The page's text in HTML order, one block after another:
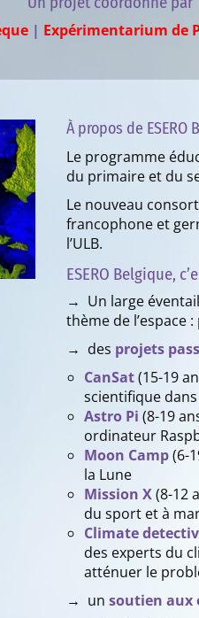
| Expérimentarium de
À propos de ESERO
Le programme
du primaire et du
Le nouveau
francophone et
l’ULB.
ESERO Belgique,
→ Un large
thème de l’espace
→ des projets
CanSat(15-19
scientifique
Astro Pi (8-19
ordinateur
Moon Camp(6-
la Lune
Mission X(8-12
du sport et à
Climate
des experts du
atténuer le
→ unsoutien aux